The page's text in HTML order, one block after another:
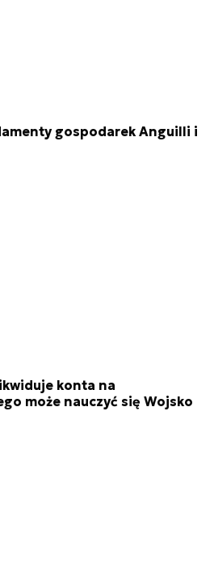
gospodarek Anguilli i
konta na
może nauczyć się Wojsko